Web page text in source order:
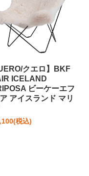
クエロ】BKF
ICELAND
ビーケーエフ
アイスランド マリ
(税込)